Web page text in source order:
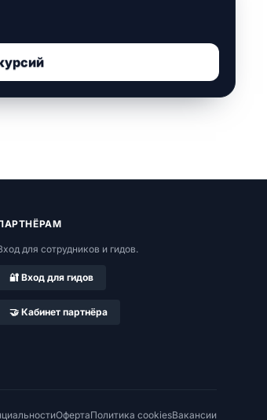
для сотрудников и гидов.
🔐 Вход для гидов
🤝 Кабинет партнёра
ОфертаПолитика cookiesВакансии